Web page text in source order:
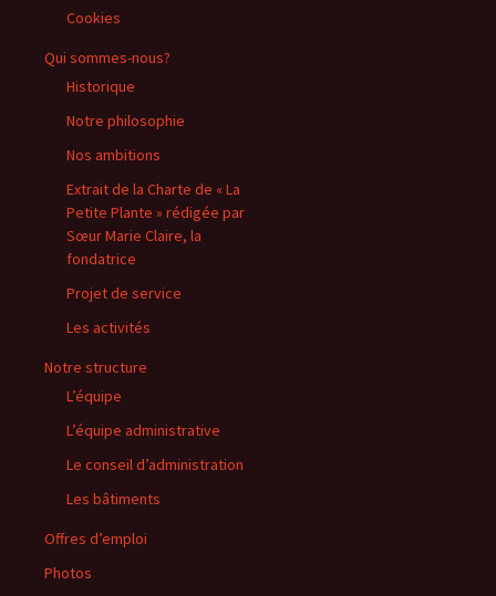
Cookies
Qui sommes-nous?
Historique
Notre philosophie
Nos ambitions
Extrait de la Charte de « La
Petite Plante » rédigée par
Sœur Marie Claire, la
fondatrice
Projet de service
Les activités
Notre structure
L’équipe
L’équipe administrative
Le conseil d’administration
Les bâtiments
Offres d’emploi
Photos